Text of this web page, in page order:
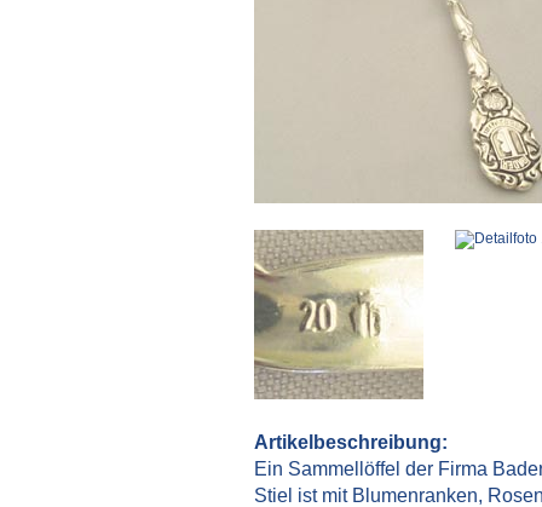
Artikelbeschreibung:
Ein Sammellöffel der Firma
Stiel ist mit Blumenranken,